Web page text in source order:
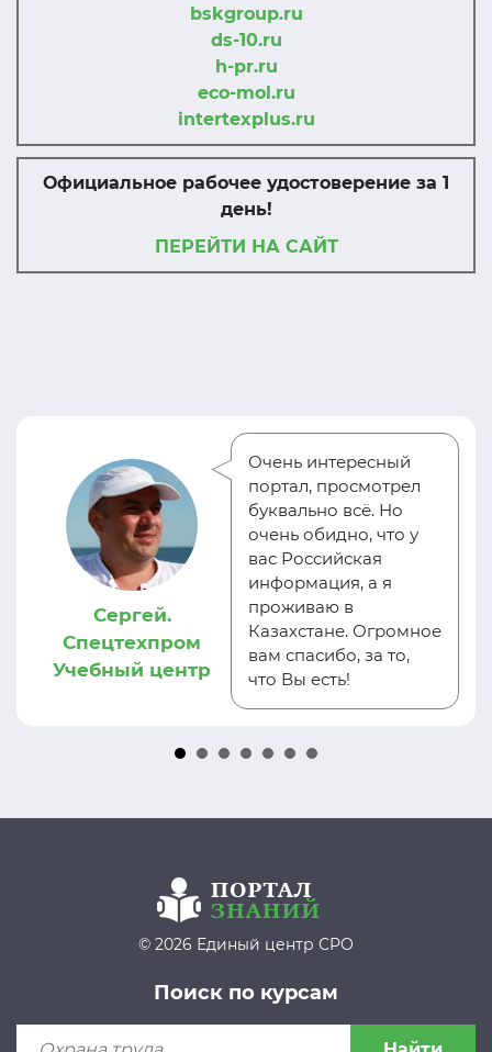
bskgroup.ru
ds-10.ru
h-pr.ru
eco-mol.ru
intertexplus.ru
Официальное рабочее удостоверение за 1
день!
ПЕРЕЙТИ НА САЙТ
Сергей.
Спецтехпром
Учебный центр
Очень интересный
портал, просмотрел
буквально всё. Но
очень обидно, что у
вас Российская
информация, а я
проживаю в
Казахстане. Огромное
вам спасибо, за то,
что Вы есть!
© 2026 Единый центр СРО
Поиск по курсам